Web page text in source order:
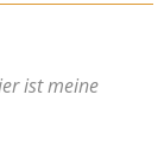
ist meine